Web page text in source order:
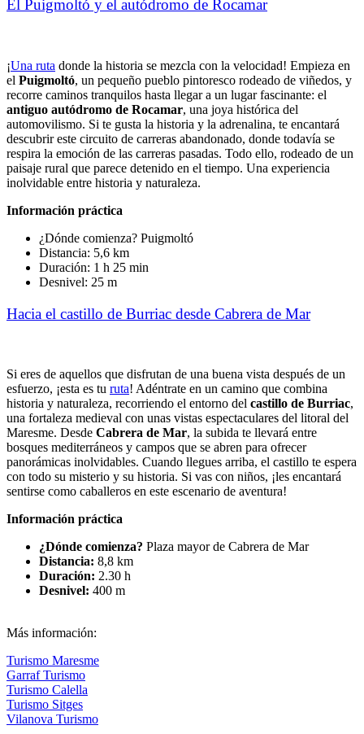
El Puigmoltó y el autódromo de Rocamar
¡Una ruta donde la historia se mezcla con la velocidad! Empieza en
el Puigmoltó, un pequeño pueblo pintoresco rodeado de viñedos, y
recorre caminos tranquilos hasta llegar a un lugar fascinante: el
antiguo autódromo de Rocamar, una joya histórica del
automovilismo. Si te gusta la historia y la adrenalina, te encantará
descubrir este circuito de carreras abandonado, donde todavía se
respira la emoción de las carreras pasadas. Todo ello, rodeado de un
paisaje rural que parece detenido en el tiempo. Una experiencia
inolvidable entre historia y naturaleza.
Información práctica
¿Dónde comienza? Puigmoltó
Distancia: 5,6 km
Duración: 1 h 25 min
Desnivel: 25 m
Hacia el castillo de Burriac desde Cabrera de Mar
Si eres de aquellos que disfrutan de una buena vista después de un
esfuerzo, ¡esta es tu ruta! Adéntrate en un camino que combina
historia y naturaleza, recorriendo el entorno del castillo de Burriac,
una fortaleza medieval con unas vistas espectaculares del litoral del
Maresme. Desde Cabrera de Mar, la subida te llevará entre
bosques mediterráneos y campos que se abren para ofrecer
panorámicas inolvidables. Cuando llegues arriba, el castillo te espera
con todo su misterio y su historia. Si vas con niños, ¡les encantará
sentirse como caballeros en este escenario de aventura!
Información práctica
¿Dónde comienza? Plaza mayor de Cabrera de Mar
Distancia: 8,8 km
Duración: 2.30 h
Desnivel: 400 m
Más información:
Turismo Maresme
Garraf Turismo
Turismo Calella
Turismo Sitges
Vilanova Turismo